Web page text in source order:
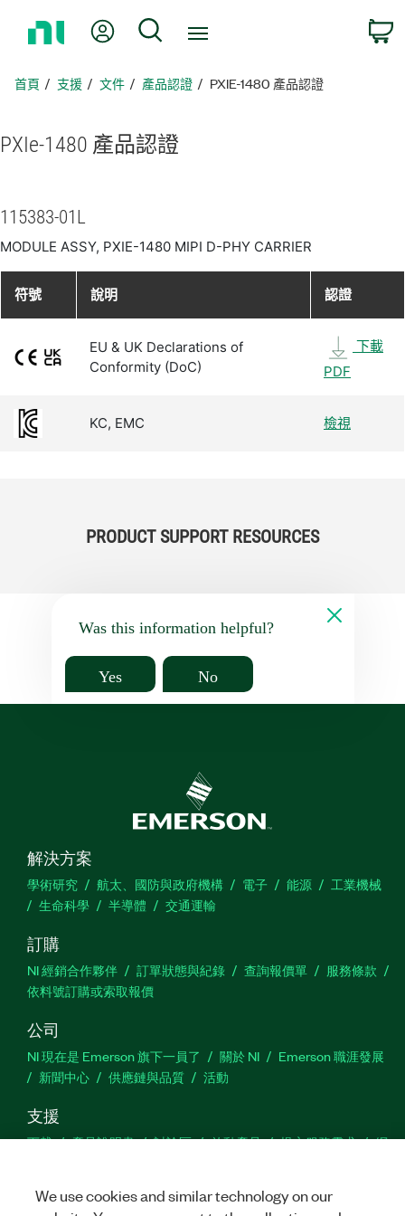
頁
我的帳號 搜尋
首頁 支援 文件 產品認證 PXIE-1480 產品認證
PXIe-1480 產品認證
115383-01L
MODULE ASSY, PXIE-1480 MIPI D-PHY CARRIER
符號 說明 認證
EU & UK Declarations of
Conformity (DoC)
下載
PDF
KC, EMC 檢視
PRODUCT SUPPORT RESOURCES
Was this information helpful?
Yes No
解決方案
學術研究 航太、國防與政府機構 電子 能源
工業機械
生命科學
半導體 交通運輸
訂購
NI 經銷合作夥伴 訂單狀態與紀錄 查詢報價單
服務條款
依料號訂購或索取報價
公司
NI 現在是 Emerson 旗下一員了 關於 NI
Emerson 職涯發展
新聞中心
供應鏈與品質 活動
支援
下載 產品說明書 討論區 啟動產品 提交服務需求
網
We use cookies and similar technology on our